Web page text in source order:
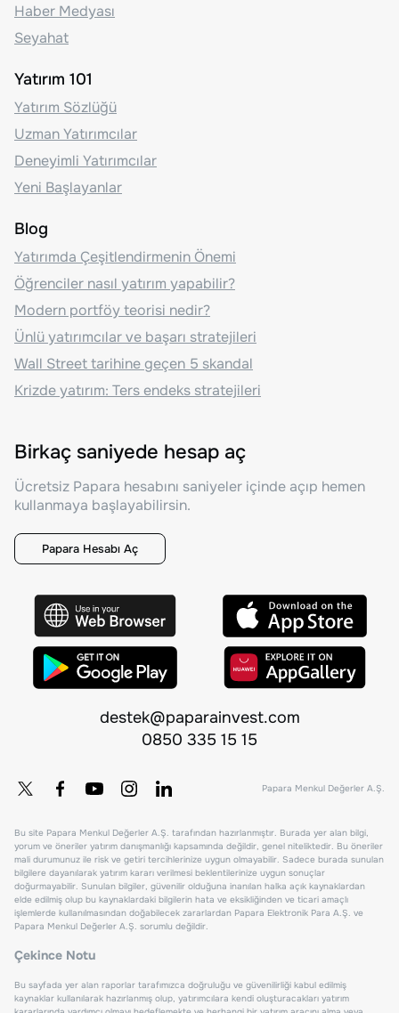
Haber Medyası
Seyahat
Yatırım 101
Yatırım Sözlüğü
Uzman Yatırımcılar
Deneyimli Yatırımcılar
Yeni Başlayanlar
Blog
Yatırımda Çeşitlendirmenin Önemi
Öğrenciler nasıl yatırım yapabilir?
Modern portföy teorisi nedir?
Ünlü yatırımcılar ve başarı stratejileri
Wall Street tarihine geçen 5 skandal
Krizde yatırım: Ters endeks stratejileri
Birkaç saniyede hesap aç
Ücretsiz Papara hesabını saniyeler içinde açıp hemen
kullanmaya başlayabilirsin.
Papara Hesabı Aç
destek@paparainvest.com
0850 335 15 15
Papara Menkul Değerler A.Ş.
Bu site Papara Menkul Değerler A.Ş. tarafından hazırlanmıştır. Burada yer alan bilgi,
yorum ve öneriler yatırım danışmanlığı kapsamında değildir, genel niteliktedir. Bu öneriler
mali durumunuz ile risk ve getiri tercihlerinize uygun olmayabilir. Sadece burada sunulan
bilgilere dayanılarak yatırım kararı verilmesi beklentilerinize uygun sonuçlar
doğurmayabilir. Sunulan bilgiler, güvenilir olduğuna inanılan halka açık kaynaklardan
elde edilmiş olup bu kaynaklardaki bilgilerin hata ve eksikliğinden ve ticari amaçlı
işlemlerde kullanılmasından doğabilecek zararlardan Papara Elektronik Para A.Ş. ve
Papara Menkul Değerler A.Ş. sorumlu değildir.
Çekince Notu
Bu sayfada yer alan raporlar tarafımızca doğruluğu ve güvenilirliği kabul edilmiş
kaynaklar kullanılarak hazırlanmış olup, yatırımcılara kendi oluşturacakları yatırım